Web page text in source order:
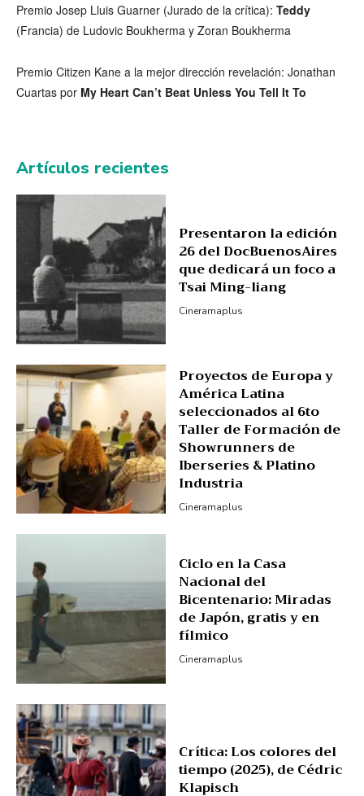
Premio Josep Lluis Guarner (Jurado de la crítica): Teddy
(Francia) de Ludovic Boukherma y Zoran Boukherma
Premio Citizen Kane a la mejor dirección revelación: Jonathan
Cuartas por My Heart Can’t Beat Unless You Tell It To
Artículos recientes
Presentaron la edición
26 del DocBuenosAires
que dedicará un foco a
Tsai Ming-liang
Cineramaplus
Proyectos de Europa y
América Latina
seleccionados al 6to
Taller de Formación de
Showrunners de
Iberseries & Platino
Industria
Cineramaplus
Ciclo en la Casa
Nacional del
Bicentenario: Miradas
de Japón, gratis y en
fílmico
Cineramaplus
Crítica: Los colores del
tiempo (2025), de Cédric
Klapisch